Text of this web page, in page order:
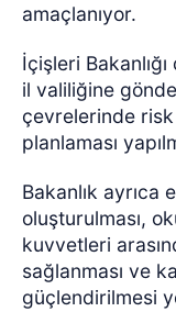
amaçlanıyor.
İçişleri
il valiliğine
çevrelerinde
planlaması
Bakanlık ayrıca
oluşturulması,
kuvvetleri
sağlanması ve
güçlendirilmesi